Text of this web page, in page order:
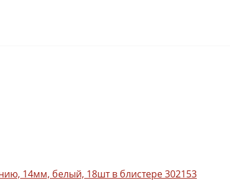
14мм, белый, 18шт в блистере 302153